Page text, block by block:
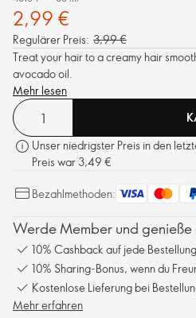
2,99 €
Regulärer Preis: 3,99 €
Treat your hair to a creamy hair
avocado oil.
Mehr lesen
Unser niedrigster Preis in den
Preis war 3,49 €
Bezahlmethoden:
Werde Member und
10% Cashback auf jede Bestellung
10% Sharing-Bonus, wenn du
Kostenlose Lieferung bei
Mehr erfahren